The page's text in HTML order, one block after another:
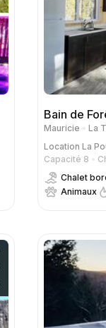
Bain de
Mauricie
La
Location La
Capacité 8
Chalet
Animaux